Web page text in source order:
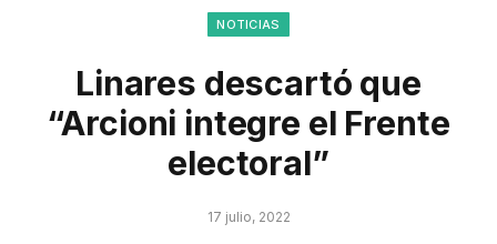
NOTICIAS
Linares descartó que
“Arcioni integre el Frente
electoral”
17 julio, 2022